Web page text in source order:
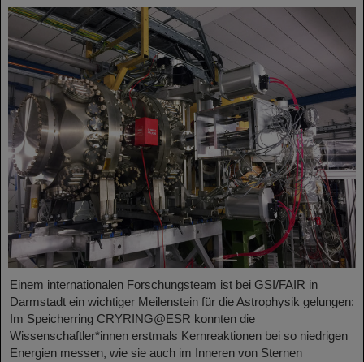
Einem internationalen Forschungsteam ist bei GSI/FAIR in
Darmstadt ein wichtiger Meilenstein für die Astrophysik gelungen:
Im Speicherring CRYRING@ESR konnten die
Wissenschaftler*innen erstmals Kernreaktionen bei so niedrigen
Energien messen, wie sie auch im Inneren von Sternen